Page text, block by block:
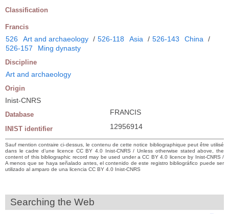
Classification
Francis
526 Art and archaeology / 526-118 Asia / 526-143 China
/
526-157
Ming dynasty
Discipline
Art and archaeology
Origin
Inist-CNRS
Database FRANCIS
INIST identifier 12956914
Sauf mention contraire ci-dessus, le contenu de cette notice bibliographique peut être utilisé
dans le cadre d’une licence CC BY 4.0 Inist-CNRS / Unless otherwise stated above, the
content of this bibliographic record may be used under a CC BY 4.0 licence by Inist-CNRS /
A menos que se haya señalado antes, el contenido de este registro bibliográfico puede ser
utilizado al amparo de una licencia CC BY 4.0 Inist-CNRS
Searching the Web